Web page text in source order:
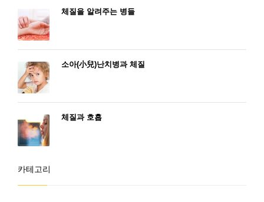
체질을 알려주는 병들
소아(小兒)난치병과 체질
체질과 호흡
카테고리